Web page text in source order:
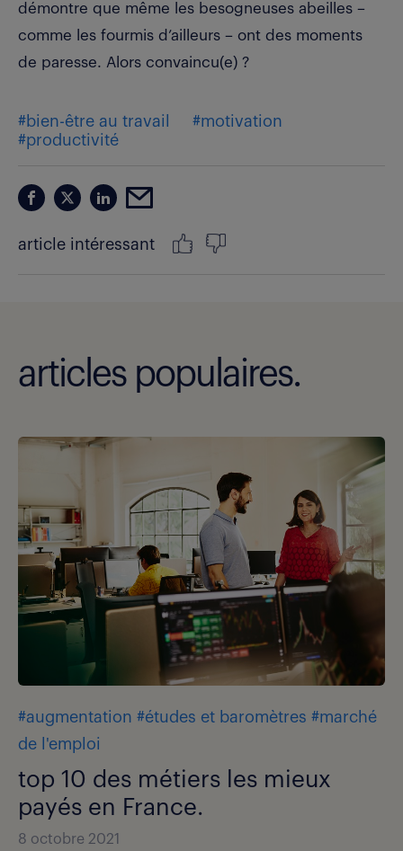
démontre que même les besogneuses abeilles –
comme les fourmis d’ailleurs – ont des moments
de paresse. Alors convaincu(e) ?
#bien-être au travail
#motivation
#productivité
article intéressant
articles populaires.
#augmentation #études et baromètres #marché
de l'emploi
top 10 des métiers les mieux
payés en France.
8 octobre 2021